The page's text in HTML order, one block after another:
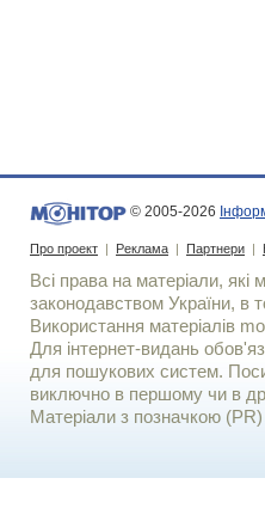
© 2005-2026
Про проект | Реклама | Партнери |
Всі права на матеріали, які
законодавством України, в
Використання матерiалiв
Для iнтернет-видань
для пошукових систем.
виключно в першому чи в
Матеріали з позначкою